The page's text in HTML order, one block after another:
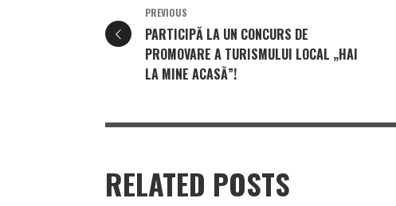
PREVIOUS
PARTICIPĂ LA UN CONCURS DE
PROMOVARE A TURISMULUI LOCAL „HAI
LA MINE ACASĂ”!
RELATED POSTS